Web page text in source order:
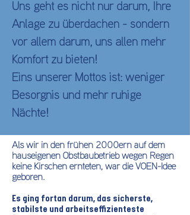
Uns geht es nicht nur darum, Ihre
Anlage zu überdachen - sondern
vor allem darum, uns allen mehr
Komfort zu bieten!
Eins unserer Mottos ist: weniger
Besorgnis und mehr ruhige
Nächte!
Als wir in den frühen 2000ern auf dem
hauseigenen Obstbaubetrieb wegen Regen
keine Kirschen ernteten, war die VOEN-Idee
geboren.
Es ging fortan darum, das sicherste,
stabilste und arbeitseffizienteste